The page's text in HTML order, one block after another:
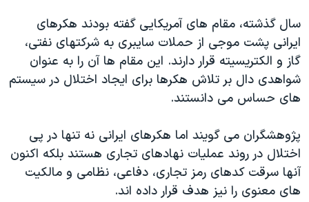
سال گذشته، مقام های آمریکایی گفته بودند هکرهای
ایرانی پشت موجی از حملات سایبری به شرکتهای نفتی،
گاز و الکتریسیته قرار دارند. این مقام ها آن را به عنوان
شواهدی دال بر تلاش هکرها برای ایجاد اختلال در سیستم
های حساس می دانستند.
پژوهشگران می گویند اما هکرهای ایرانی نه تنها در پی
اختلال در روند عملیات نهادهای تجاری هستند بلکه اکنون
آنها سرقت کدهای رمز تجاری، دفاعی، نظامی و مالکیت
های معنوی را نیز هدف قرار داده اند.